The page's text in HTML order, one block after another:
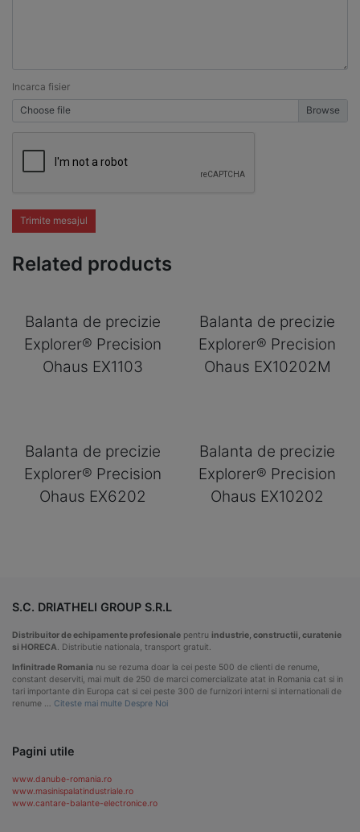
Incarca fisier
Choose file
Trimite mesajul
Related products
Balanta de precizie
Explorer® Precision
Ohaus EX1103
Balanta de precizie
Explorer® Precision
Ohaus EX10202M
Balanta de precizie
Explorer® Precision
Ohaus EX6202
Balanta de precizie
Explorer® Precision
Ohaus EX10202
S.C. DRIATHELI GROUP S.R.L
Distribuitor de echipamente profesionale pentru industrie, constructii, curatenie
si HORECA . Distributie nationala, transport gratuit.
Infinitrade Romania nu se rezuma doar la cei peste 500 de clienti de renume,
constant deserviti, mai mult de 250 de marci comercializate atat in Romania cat si in
tari importante din Europa cat si cei peste 300 de furnizori interni si internationali de
renume … Citeste mai multe Despre Noi
Pagini utile
www.danube-romania.ro
www.masinispalatindustriale.ro
www.cantare-balante-electronice.ro